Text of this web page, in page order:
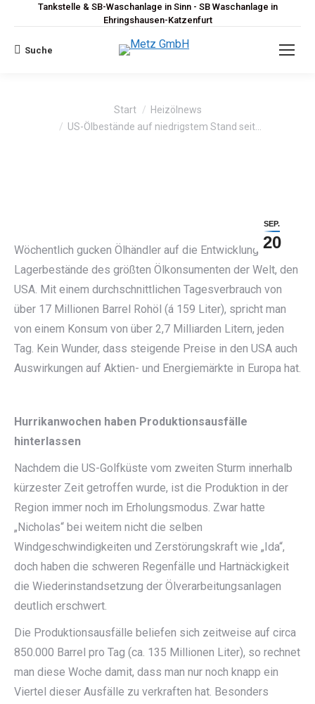
Tankstelle & SB-Waschanlage in Sinn - SB Waschanlage in
Ehringshausen-Katzenfurt
Search:
Suche
Sie befinden sich hier:Start
Heizölnews
US-Ölbestände auf niedrigstem Stand seit…
SEP.
20
Wöchentlich gucken Ölhändler auf die Entwicklung der
Lagerbestände des größten Ölkonsumenten der Welt, den
USA. Mit einem durchschnittlichen Tagesverbrauch von
über 17 Millionen Barrel Rohöl (á 159 Liter), spricht man
von einem Konsum von über 2,7 Milliarden Litern, jeden
Tag. Kein Wunder, dass steigende Preise in den USA auch
Auswirkungen auf Aktien- und Energiemärkte in Europa hat.
Hurrikanwochen haben Produktionsausfälle
hinterlassen
Nachdem die US-Golfküste vom zweiten Sturm innerhalb
kürzester Zeit getroffen wurde, ist die Produktion in der
Region immer noch im Erholungsmodus. Zwar hatte
„Nicholas“ bei weitem nicht die selben
Windgeschwindigkeiten und Zerstörungskraft wie „Ida“,
doch haben die schweren Regenfälle und Hartnäckigkeit
die Wiederinstandsetzung der Ölverarbeitungsanlagen
deutlich erschwert.
Die Produktionsausfälle beliefen sich zeitweise auf circa
850.000 Barrel pro Tag (ca. 135 Millionen Liter), so rechnet
man diese Woche damit, dass man nur noch knapp ein
Viertel dieser Ausfälle zu verkraften hat. Besonders